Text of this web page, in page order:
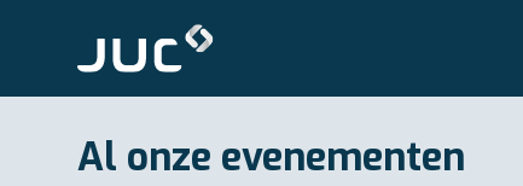
Al onze evenementen